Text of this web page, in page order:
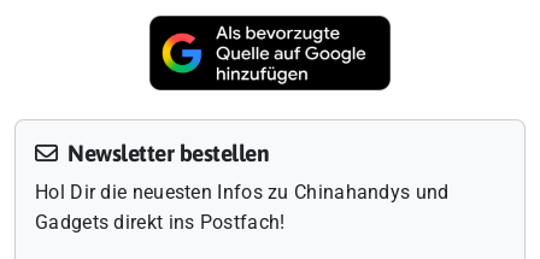
Newsletter bestellen
Hol Dir die neuesten Infos zu Chinahandys und
Gadgets direkt ins Postfach!